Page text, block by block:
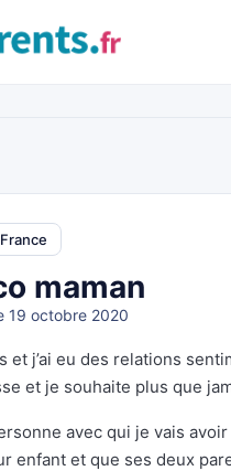
maman
19 octobre 2020
et j’ai eu des relations
et je souhaite plus que
avec qui je vais
enfant et que ses deux